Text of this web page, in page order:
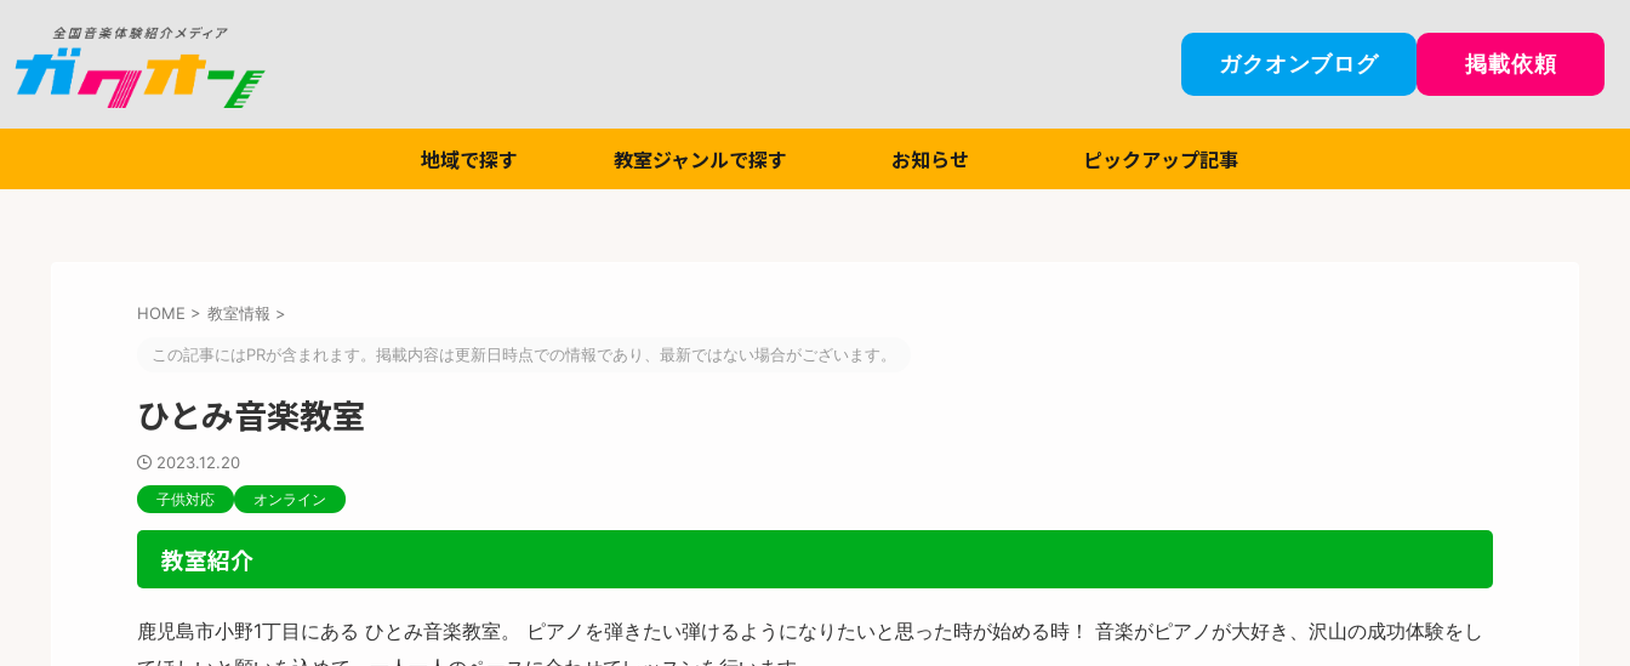
ガクオンブログ 掲載依頼
地域で探す 教室ジャンルで探す お知らせ ピックアップ記事
HOME > 教室情報 >
この記事にはPRが含まれます。掲載内容は更新日時点での情報であり、最新ではない場合がございます。
ひとみ音楽教室
2023.12.20
子供対応 オンライン
教室紹介
鹿児島市小野1丁目にある ひとみ音楽教室。 ピアノを弾きたい弾けるようになりたいと思った時が始める時！ 音楽がピアノが大好き、沢山の成功体験をし